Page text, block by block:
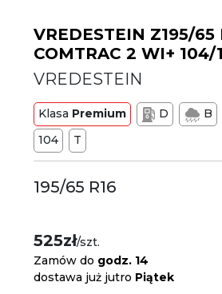
VREDESTEIN Z195/65
COMTRAC 2 WI+ 104/
VREDESTEIN
Klasa Premium D B
104
T
195/65 R16
525zł/szt.
Zamów do godz. 14
dostawa już jutro Piątek